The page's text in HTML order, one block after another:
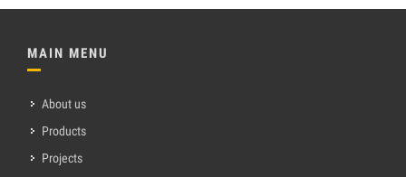
MAIN MENU
About us
Products
Projects